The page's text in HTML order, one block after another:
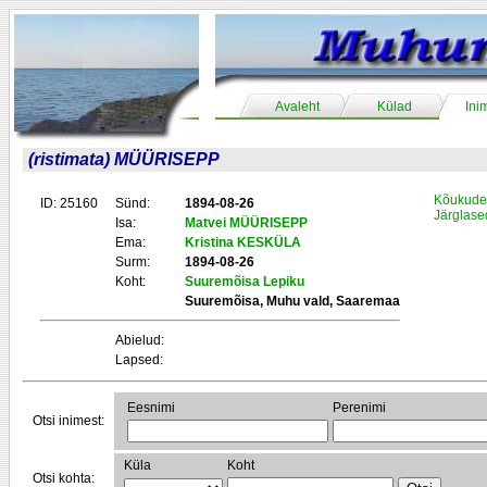
Avaleht Külad
(ristimata) MÜÜRISEPP
ID: 25160 Sünd:
1894-08-26
Isa:
Matvei MÜÜRISEPP
Ema:
Kristina KESKÜLA
Surm:
1894-08-26
Koht:
Suuremõisa Lepiku
Suuremõisa, Muhu vald, Saaremaa
Abielud:
Lapsed:
Otsi inimest:
Eesnimi Perenimi
Otsi kohta:
Küla Koht